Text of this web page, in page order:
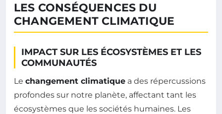
LES CONSÉQUENCES DU
CHANGEMENT CLIMATIQUE
IMPACT SUR LES ÉCOSYSTÈMES ET LES
COMMUNAUTÉS
Le changement climatique a des répercussions
profondes sur notre planète, affectant tant les
écosystèmes que les sociétés humaines. Les